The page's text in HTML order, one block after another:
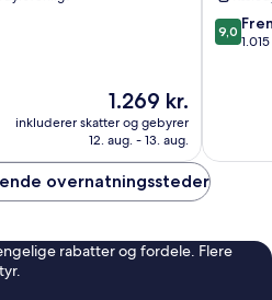
Prisen
1.269 kr.
1.269 kr.
inkluderer skatter og gebyrer
12. aug. - 13. aug.
9.0
ud
9,0
overnatningssteder
rabatter og fordele. Flere